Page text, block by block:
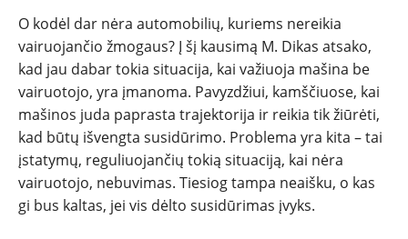
O kodėl dar nėra automobilių, kuriems nereikia
vairuojančio žmogaus? Į šį kausimą M. Dikas atsako,
kad jau dabar tokia situacija, kai važiuoja mašina be
vairuotojo, yra įmanoma. Pavyzdžiui, kamščiuose, kai
mašinos juda paprasta trajektorija ir reikia tik žiūrėti,
kad būtų išvengta susidūrimo. Problema yra kita – tai
įstatymų, reguliuojančių tokią situaciją, kai nėra
vairuotojo, nebuvimas. Tiesiog tampa neaišku, o kas
gi bus kaltas, jei vis dėlto susidūrimas įvyks.